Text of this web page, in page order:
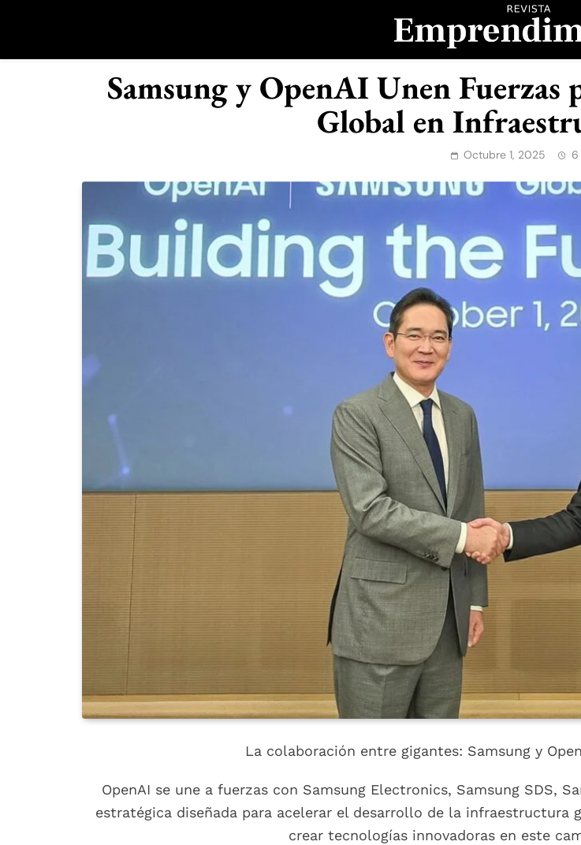
Revista
Samsung y OpenAI Unen
Global en
Octubre 1, 2025 6
La colaboración entre gigantes: Samsung y
OpenAI se une a fuerzas con Samsung Electronics, Samsung SDS,
estratégica diseñada para acelerar el desarrollo de la
crear tecnologías innovadoras en este